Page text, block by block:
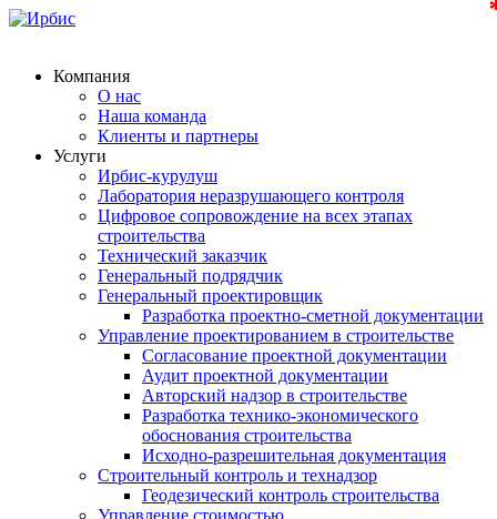
Компания
О нас
Наша команда
Клиенты и партнеры
Услуги
Ирбис-курулуш
Лаборатория неразрушающего контроля
Цифровое сопровождение на всех этапах
строительства
Технический заказчик
Генеральный подрядчик
Генеральный проектировщик
Разработка проектно-сметной документации
Управление проектированием в строительстве
Согласование проектной документации
Аудит проектной документации
Авторский надзор в строительстве
Разработка технико-экономического
обоснования строительства
Исходно-разрешительная документация
Строительный контроль и технадзор
Геодезический контроль строительства
Управление стоимостью